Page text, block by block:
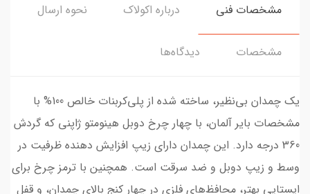
مشخصات فنی درباره اکولاک نحوه ارسال
مشخصات دیدگاه‌ها
یک چمدان بی‌نظیر، ساخته شده از پلی‌کربنات خالص 100% با
مشخصات بایر آلمان، با چهار چرخ دوبل هینومتو ژاپنی که گردش
360 درجه دارد. این چمدان دارای زیپ افزایش دهنده ظرفیت در
وسط و زیپ دوبل و ضد سرقت است. همچنین با ترمز چرخ برای
ایستایی بهتر، محافظ‌های فلزی در چهار کنج بالای چمدان، و قفل